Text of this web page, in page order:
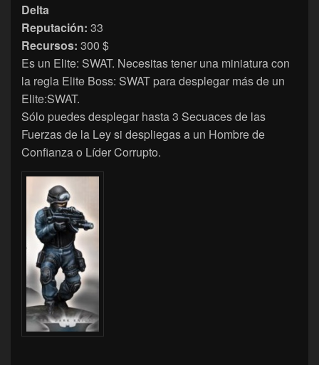
Delta
Reputación: 33
Recursos: 300 $
Es un Elite: SWAT. Necesitas tener una miniatura con
la regla Elite Boss: SWAT para desplegar más de un
Elite:SWAT.
Sólo puedes desplegar hasta 3 Secuaces de las
Fuerzas de la Ley si despliegas a un Hombre de
Confianza o Líder Corrupto.